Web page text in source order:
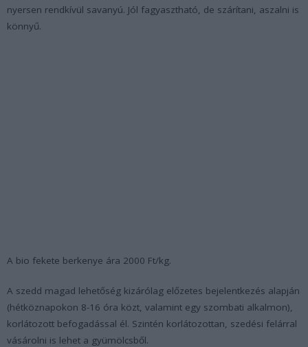
nyersen rendkívül savanyú. Jól fagyasztható, de szárítani, aszalni is
könnyű.
A bio fekete berkenye ára 2000 Ft/kg.
A szedd magad lehetőség kizárólag előzetes bejelentkezés alapján
(hétköznapokon 8-16 óra közt, valamint egy szombati alkalmon),
korlátozott befogadással él. Szintén korlátozottan, szedési felárral
vásárolni is lehet a gyümölcsből.